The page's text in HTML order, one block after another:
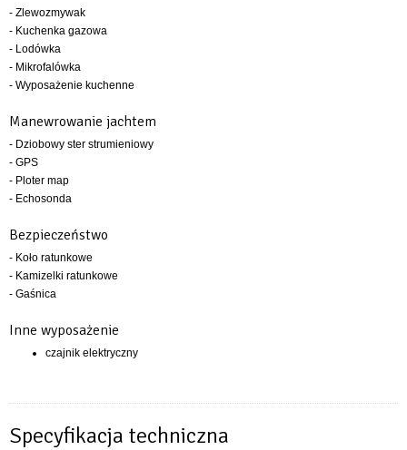
- Zlewozmywak
- Kuchenka gazowa
- Lodówka
- Mikrofalówka
- Wyposażenie kuchenne
Manewrowanie jachtem
- Dziobowy ster strumieniowy
- GPS
- Ploter map
- Echosonda
Bezpieczeństwo
- Koło ratunkowe
- Kamizelki ratunkowe
- Gaśnica
Inne wyposażenie
czajnik elektryczny
Specyfikacja techniczna